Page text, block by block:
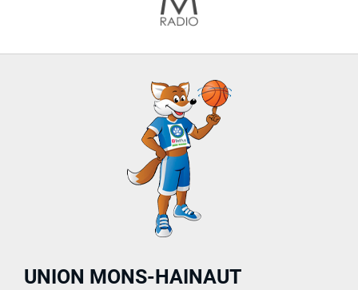
UNION MONS-HAINAUT